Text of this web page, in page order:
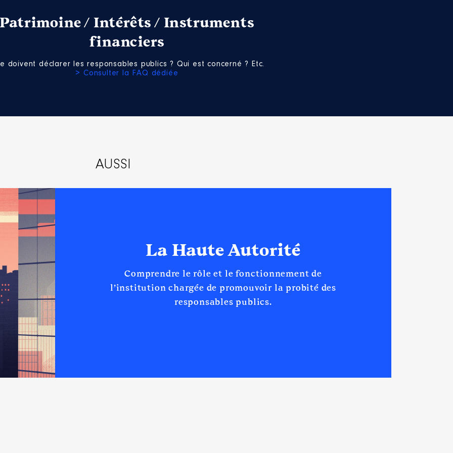
Patrimoine / Intérêts / Instruments
financiers
doivent déclarer les responsables publics ? Qui est concerné ? Etc.
> Consulter la FAQ dédiée
AUSSI
La Haute Autorité
Comprendre le rôle et le fonctionnement de
l’institution chargée de promouvoir la probité des
responsables publics.